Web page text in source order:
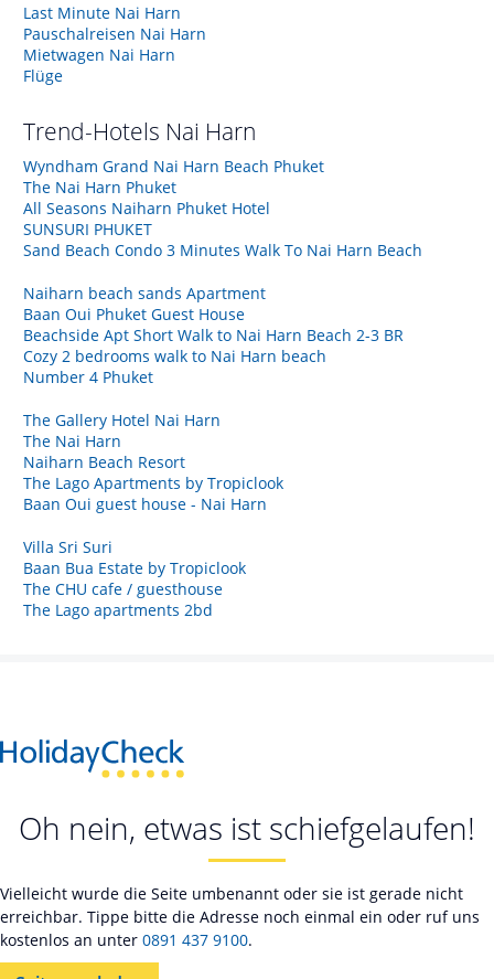
Last Minute Nai Harn
Pauschalreisen Nai Harn
Mietwagen Nai Harn
Flüge
Trend-Hotels Nai Harn
Wyndham Grand Nai Harn Beach Phuket
The Nai Harn Phuket
All Seasons Naiharn Phuket Hotel
SUNSURI PHUKET
Sand Beach Condo 3 Minutes Walk To Nai Harn Beach
Naiharn beach sands Apartment
Baan Oui Phuket Guest House
Beachside Apt Short Walk to Nai Harn Beach 2-3 BR
Cozy 2 bedrooms walk to Nai Harn beach
Number 4 Phuket
The Gallery Hotel Nai Harn
The Nai Harn
Naiharn Beach Resort
The Lago Apartments by Tropiclook
Baan Oui guest house - Nai Harn
Villa Sri Suri
Baan Bua Estate by Tropiclook
The CHU cafe / guesthouse
The Lago apartments 2bd
Oh nein, etwas ist schiefgelaufen!
Vielleicht wurde die Seite umbenannt oder sie ist gerade nicht
erreichbar. Tippe bitte die Adresse noch einmal ein oder ruf uns
kostenlos an unter 0891 437 9100.